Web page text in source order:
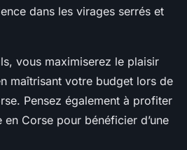
dans les virages serrés et
vous maximiserez le plaisir
maîtrisant votre budget lors de
Pensez également à profiter
Corse pour bénéficier d’une